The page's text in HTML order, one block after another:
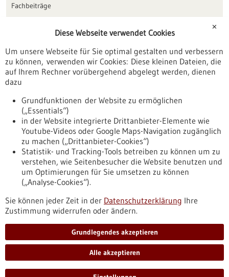
Fachbeiträge
Veranstaltungen
Erscheinungsdatum
Nach oben
Informiert bleiben
Newsletter abonnieren
✕
Diese Webseite verwendet Cookies
Um unsere Webseite für Sie optimal gestalten und verbessern
zu können, verwenden wir Cookies: Diese kleinen Dateien, die
auf Ihrem Rechner vorübergehend abgelegt werden, dienen
dazu
Grundfunktionen der Website zu ermöglichen
(„Essentials“)
in der Website integrierte Drittanbieter-Elemente wie
Youtube-Videos oder Google Maps-Navigation zugänglich
zu machen („Drittanbieter-Cookies“)
Statistik- und Tracking-Tools betreiben zu können um zu
verstehen, wie Seitenbesucher die Website benutzen und
um Optimierungen für Sie umsetzen zu können
(„Analyse-Cookies“).
Sie können jeder Zeit in der Datenschutzerklärung Ihre
Zustimmung widerrufen oder ändern.
Grundlegendes akzeptieren
Alle akzeptieren